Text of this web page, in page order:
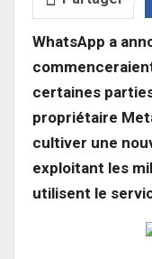
WhatsApp a
certaines
propriétaire
cultiver une
exploitant les
utilisent le